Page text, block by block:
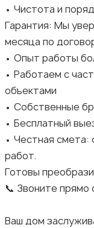
• Чистота и
Гарантия: Мы
месяца по
• Опыт работы
• Работаем с
объектами
• Собственные
• Бесплатный
• Честная смета:
работ.
Готовы
📞 Звоните прямо
Ваш дом